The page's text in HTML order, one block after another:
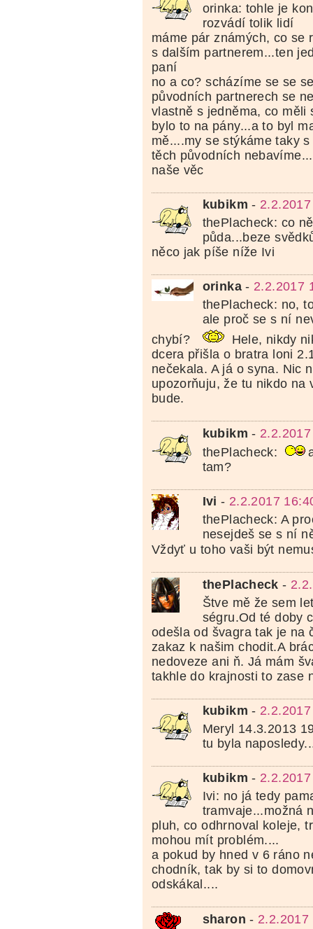
orinka: tohle je
rozvádí tolik lidí
máme pár známých, co se
s dalším partnerem...ten
paní
no a co? scházíme se se
původních partnerech se
vlastně s jedněma, co měli
bylo to na pány...a to byl
mě....my se stýkáme taky
těch původních
naše věc
kubikm -
thePlacheck: co
půda...beze
něco jak píše níže Ivi
orinka- 2.2.2017
thePlacheck: no,
ale proč se s ní
chybí?
Hele, nikdy
dcera přišla o bratra loni
nečekala. A já o syna. Nic
upozorňuju, že tu nikdo na
bude.
kubikm -
thePlacheck:
tam?
Ivi - 2.2.2017
thePlacheck: A
nesejdeš se s ní
Vždyť u toho vaši být
thePlacheck -
Štve mě že sem
ségru.Od té doby
odešla od švagra tak je na
zakaz k našim chodit.A
nedoveze ani ň. Já mám
takhle do krajnosti to zase
kubikm -
Meryl 14.3.2013
tu byla
kubikm -
Ivi: no já tedy
tramvaje...možná
pluh, co odhrnoval koleje,
mohou mít problém....
a pokud by hned v 6 ráno
chodník, tak by si to
odskákal....
sharon - 2.2.2017